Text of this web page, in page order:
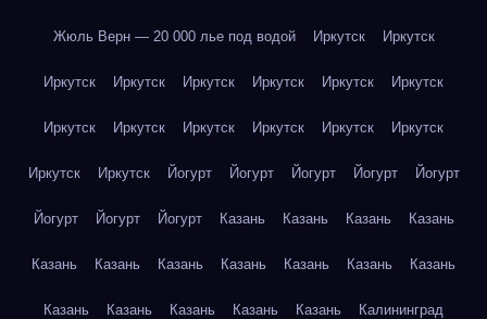
Жюль Верн — 20 000 лье под водой Иркутск Иркутск
Иркутск Иркутск Иркутск Иркутск Иркутск Иркутск
Иркутск Иркутск Иркутск Иркутск Иркутск Иркутск
Иркутск Иркутск Йогурт Йогурт Йогурт Йогурт Йогурт
Йогурт Йогурт Йогурт Казань Казань Казань Казань
Казань Казань Казань Казань Казань Казань Казань
Казань Казань Казань Казань Казань Калининград